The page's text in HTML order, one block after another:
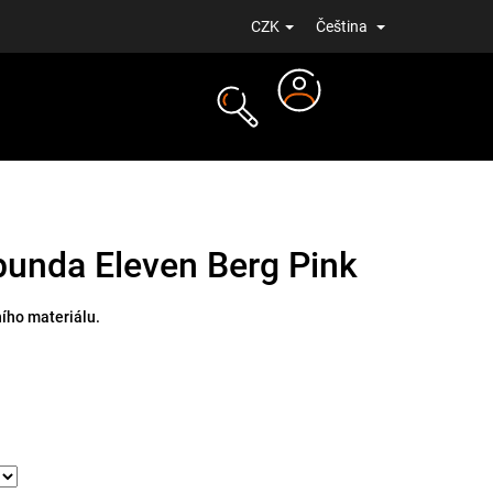
CZK Čeština
Eleven Berg Pink
materiálu.